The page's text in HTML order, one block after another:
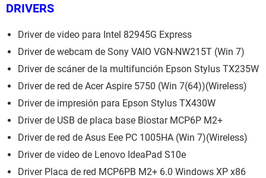
DRIVERS
Driver de video para Intel 82945G Express
Driver de webcam de Sony VAIO VGN-NW215T (Win 7)
Driver de scáner de la multifunción Epson Stylus TX235W
Driver de red de Acer Aspire 5750 (Win 7(64))(Wireless)
Driver de impresión para Epson Stylus TX430W
Driver de USB de placa base Biostar MCP6P M2+
Driver de red de Asus Eee PC 1005HA (Win 7)(Wireless)
Driver de video de Lenovo IdeaPad S10e
Driver Placa de red MCP6PB M2+ 6.0 Windows XP x86